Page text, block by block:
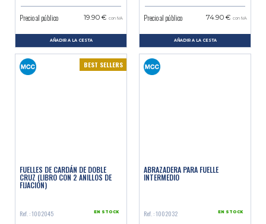
Precio al público 19.90 € con IVA
AÑADIR A LA CESTA
Precio al público 74.90 € con IVA
AÑADIR A LA CESTA
BEST SELLERS
FUELLES DE CARDÁN DE DOBLE
CRUZ (LIBRO CON 2 ANILLOS DE
FIJACIÓN)
Ref. : 1002045 EN STOCK
ABRAZADERA PARA FUELLE
INTERMEDIO
Ref. : 1002032 EN STOCK